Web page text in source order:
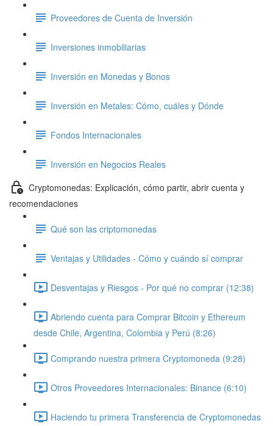
Proveedores de Cuenta de Inversión
Inversiones inmobiliarias
Inversión en Monedas y Bonos
Inversión en Metales: Cómo, cuáles y Dónde
Fondos Internacionales
Inversión en Negocios Reales
Cryptomonedas: Explicación, cómo partir, abrir cuenta y
recomendaciones
Qué son las criptomonedas
Ventajas y Utilidades - Cómo y cuándo sí comprar
Desventajas y Riesgos - Por qué no comprar (12:38)
Abriendo cuenta para Comprar Bitcoin y Ethereum
desde Chile, Argentina, Colombia y Perú (8:26)
Comprando nuestra primera Cryptomoneda (9:28)
Otros Proveedores Internacionales: Binance (6:10)
Haciendo tu primera Transferencia de Cryptomonedas